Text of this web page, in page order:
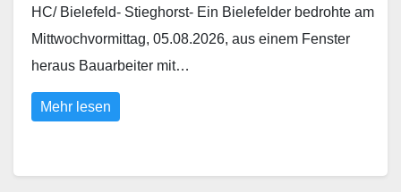
HC/ Bielefeld- Stieghorst- Ein Bielefelder bedrohte am
Mittwochvormittag, 05.08.2026, aus einem Fenster
heraus Bauarbeiter mit…
Mehr lesen